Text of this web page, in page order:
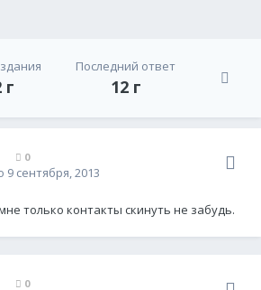
г
Последний ответ
12 г
0
9 сентября, 2013
только контакты скинуть не забудь.
0